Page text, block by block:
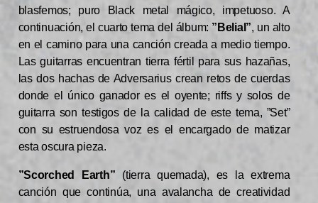
blasfemos; puro Black metal mágico, impetuoso. A
continuación, el cuarto tema del álbum: ”Belial”, un alto
en el camino para una canción creada a medio tiempo.
Las guitarras encuentran tierra fértil para sus hazañas,
las dos hachas de Adversarius crean retos de cuerdas
donde el único ganador es el oyente; riffs y solos de
guitarra son testigos de la calidad de este tema, ”Set”
con su estruendosa voz es el encargado de matizar
esta oscura pieza.
”Scorched Earth” (tierra quemada), es la extrema
canción que continúa, una avalancha de creatividad